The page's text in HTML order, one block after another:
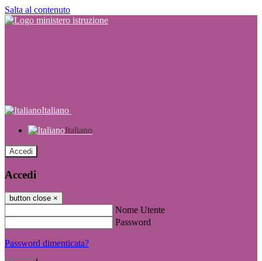
Salta al contenuto
Italiano
Italiano
Accedi
Accedi
button close ×
Nome Utente
Password
Password dimenticata?